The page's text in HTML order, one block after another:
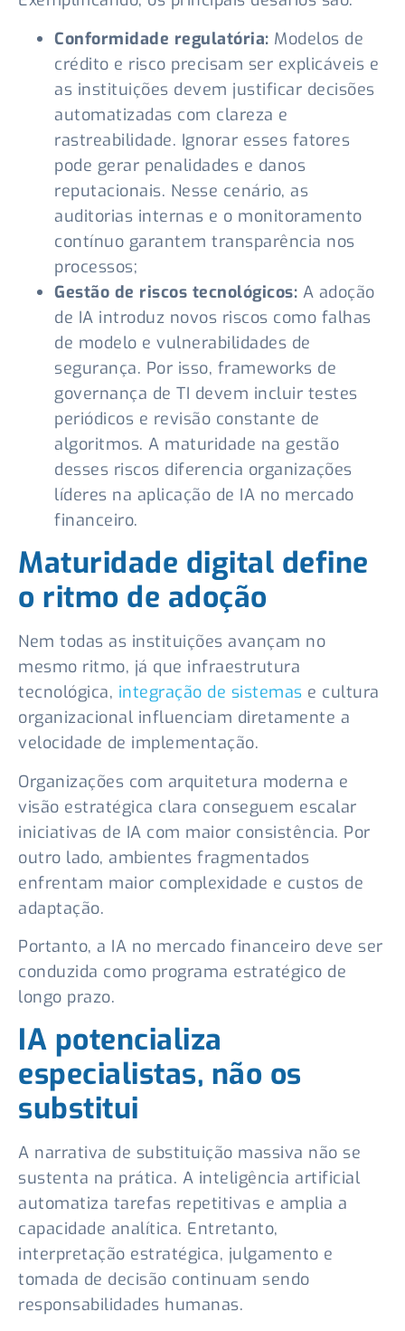
Conformidade regulatória: Modelos de
crédito e risco precisam ser explicáveis e
as instituições devem justificar decisões
automatizadas com clareza e
rastreabilidade. Ignorar esses fatores
pode gerar penalidades e danos
reputacionais. Nesse cenário, as
auditorias internas e o monitoramento
contínuo garantem transparência nos
processos;
Gestão de riscos tecnológicos: A adoção
de IA introduz novos riscos como falhas
de modelo e vulnerabilidades de
segurança. Por isso, frameworks de
governança de TI devem incluir testes
periódicos e revisão constante de
algoritmos. A maturidade na gestão
desses riscos diferencia organizações
líderes na aplicação de IA no mercado
financeiro.
Maturidade digital define
o ritmo de adoção
Nem todas as instituições avançam no
mesmo ritmo, já que infraestrutura
tecnológica, integração de sistemas e cultura
organizacional influenciam diretamente a
velocidade de implementação.
Organizações com arquitetura moderna e
visão estratégica clara conseguem escalar
iniciativas de IA com maior consistência. Por
outro lado, ambientes fragmentados
enfrentam maior complexidade e custos de
adaptação.
Portanto, a IA no mercado financeiro deve ser
conduzida como programa estratégico de
longo prazo.
IA potencializa
especialistas, não os
substitui
A narrativa de substituição massiva não se
sustenta na prática. A inteligência artificial
automatiza tarefas repetitivas e amplia a
capacidade analítica. Entretanto,
interpretação estratégica, julgamento e
tomada de decisão continuam sendo
responsabilidades humanas.